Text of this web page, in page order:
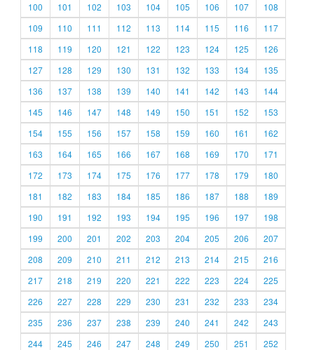
100
101 102 103 104 105 106 107
108
109
110 111 112 113 114 115 116
117
118
119 120 121 122 123 124 125
126
127
128 129 130 131 132 133 134
135
136
137 138 139 140 141 142 143
144
145
146 147 148 149 150 151 152
153
154
155 156 157 158 159 160 161
162
163
164 165 166 167 168 169 170
171
172
173 174 175 176 177 178 179
180
181
182 183 184 185 186 187 188
189
190
191 192 193 194 195 196 197
198
199
200 201 202 203 204 205 206
207
208
209 210 211 212 213 214 215
216
217
218 219 220 221 222 223 224
225
226
227 228 229 230 231 232 233
234
235
236 237 238 239 240 241 242
243
244
245 246 247 248 249 250 251
252